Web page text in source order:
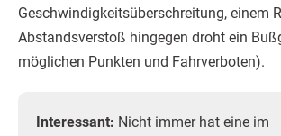
Geschwindigkeitsüberschreitung, einem
Abstandsverstoß hingegen droht ein
möglichen Punkten und Fahrverboten).
Interessant: Nicht immer hat eine im